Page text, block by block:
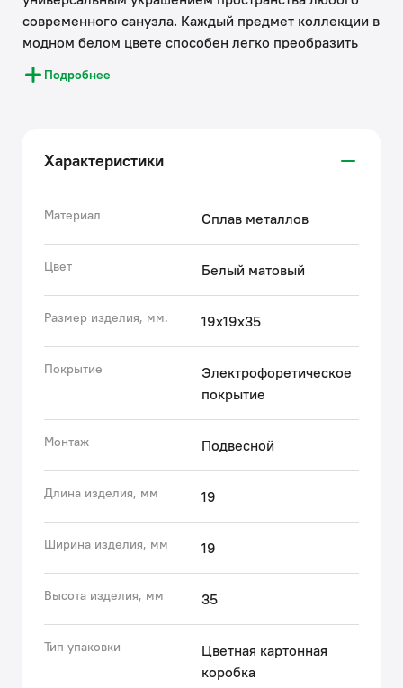
современного санузла. Каждый предмет коллекции в
модном белом цвете способен легко преобразить
интерьер, сделать его законченным и ярким. Пара
одинарных крючков из коллекции Petite эффективно
аксессуаров.
• Комплект крючков IDDIS® прослужит дольше
металлов с цветным матовым покрытием.
обеспечивает привлекательный и аккуратный
• Мы даем гарантию на аксессуары IDDIS® 5 лет,
чтобы вы были уверены в надежности и высоком
качестве нашей продукции.
(с) Авторский текст, март 2021 г.
Подробнее
Характеристики
Материал Сплав металлов
Цвет Белый матовый
Размер изделия, мм. 19х19х35
Покрытие
Электрофоретическое
покрытие
Монтаж Подвесной
Длина изделия, мм 19
Ширина изделия, мм 19
Высота изделия, мм 35
Тип упаковки
Цветная картонная
коробка